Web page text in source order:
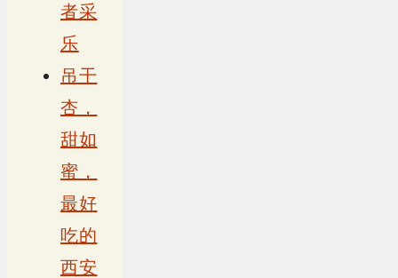
者采
乐
吊干
杏，
甜如
蜜，
最好
吃的
西安